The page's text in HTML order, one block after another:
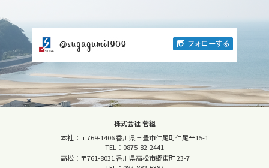
株式会社 菅組
本社：〒769-1406 香川県三豊市仁尾町仁尾辛15-1
TEL： 0875-82-2441
高松：〒761-8031 香川県高松市郷東町 23-7